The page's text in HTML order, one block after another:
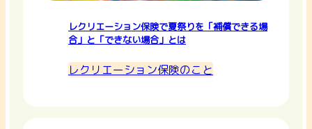
レクリエーション保険で夏祭りを「補償できる場
合」と「できない場合」とは
レクリエーション保険のこと